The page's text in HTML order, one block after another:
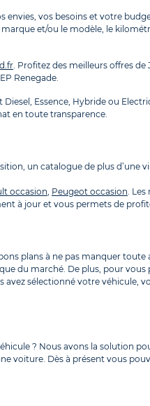
vos besoins et votre
et/ou le modèle, le
. Profitez des meilleurs offres
Renegade.
Essence, Hybride ou
en toute transparence.
un catalogue de plus d’une
occasion, Peugeot occasion. Les
à jour et vous permets de
plans à ne pas manquer
du marché. De plus, pour
sélectionné votre véhicule,
? Nous avons la solution
voiture. Dès à présent vous